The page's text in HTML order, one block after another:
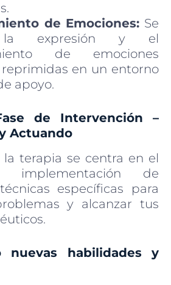
de Emociones: Se
la expresión y el
de emociones
en un entorno
apoyo.
de Intervención –
Actuando
la terapia se centra en el
implementación de
específicas para
y alcanzar tus
nuevas habilidades y